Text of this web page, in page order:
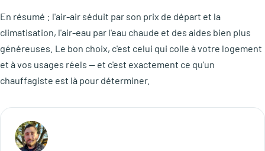
En résumé : l'air-air séduit par son prix de départ et la
climatisation, l'air-eau par l'eau chaude et des aides bien plus
généreuses. Le bon choix, c'est celui qui colle à votre logement
et à vos usages réels — et c'est exactement ce qu'un
chauffagiste est là pour déterminer.